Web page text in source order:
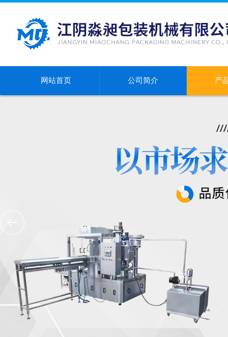
网站首页 公司简介 产